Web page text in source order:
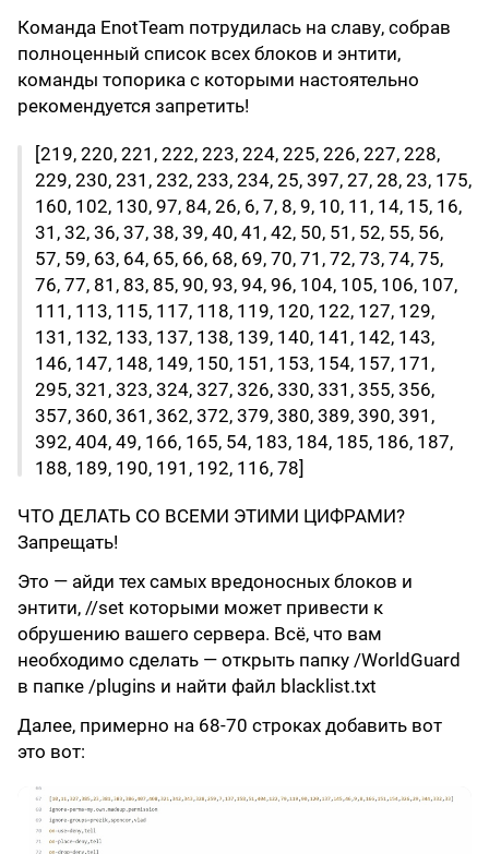
Команда EnotTeam потрудилась на славу, собрав
полноценный список всех блоков и энтити,
команды топорика с которыми настоятельно
рекомендуется запретить!
[219, 220, 221, 222, 223, 224, 225, 226, 227, 228,
229, 230, 231, 232, 233, 234, 25, 397, 27, 28, 23, 175,
160, 102, 130, 97, 84, 26, 6, 7, 8, 9, 10, 11, 14, 15, 16,
31, 32, 36, 37, 38, 39, 40, 41, 42, 50, 51, 52, 55, 56,
57, 59, 63, 64, 65, 66, 68, 69, 70, 71, 72, 73, 74, 75,
76, 77, 81, 83, 85, 90, 93, 94, 96, 104, 105, 106, 107,
111, 113, 115, 117, 118, 119, 120, 122, 127, 129,
131, 132, 133, 137, 138, 139, 140, 141, 142, 143,
146, 147, 148, 149, 150, 151, 153, 154, 157, 171,
295, 321, 323, 324, 327, 326, 330, 331, 355, 356,
357, 360, 361, 362, 372, 379, 380, 389, 390, 391,
392, 404, 49, 166, 165, 54, 183, 184, 185, 186, 187,
188, 189, 190, 191, 192, 116, 78]
ЧТО ДЕЛАТЬ СО ВСЕМИ ЭТИМИ ЦИФРАМИ?
Запрещать!
Это — айди тех самых вредоносных блоков и
энтити, //set которыми может привести к
обрушению вашего сервера. Всё, что вам
необходимо сделать — открыть папку /WorldGuard
в папке /plugins и найти файл blacklist.txt
Далее, примерно на 68-70 строках добавить вот
это вот: